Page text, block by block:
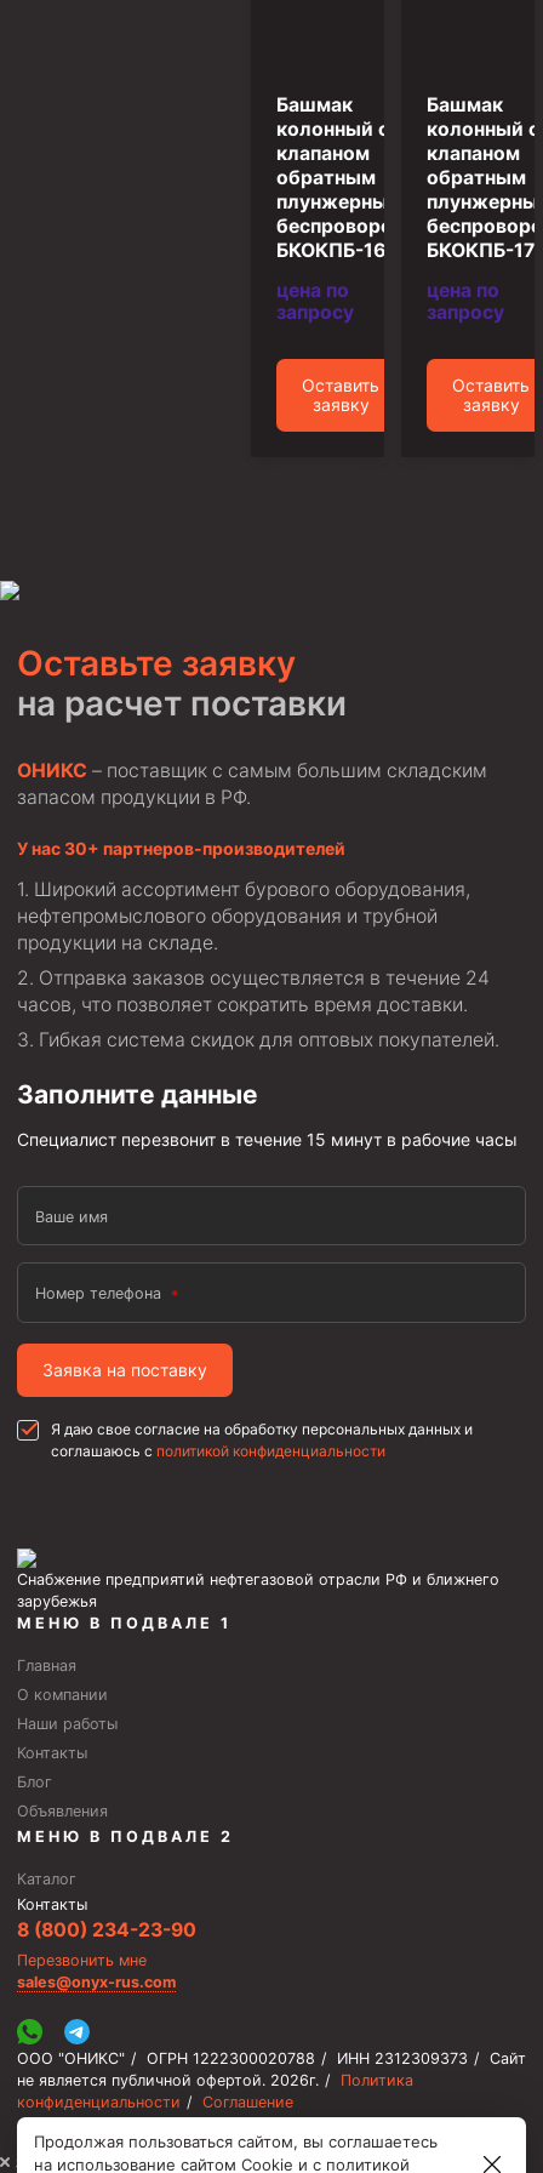
Буровое оборудование
Оборудование для трубопроводов и манифольдов
высокого давления
Задвижки буровые
Буровые насосы
Противовыбросовое оборудование
Элеваторы трубные
Циркуляционные системы и оборудование для
Технологическая оснастка обсадных колонн
Патрубки цементировочные ПЦ
Турбулизаторы типа ЦТ
Переводники
Краны шаровые и пробковые
Муфты ступенчатого цементирования
Пробки цементировочные
Скребки корончатые СК и тросовые СТ
Башмаки колонные
Инструмент для бурения и КРС (ловильный, аварийный)
Перья для резки кабеля
Шаблоны колонные
Перья гидромониторные
Пауки гидравлические
Пауки механические
Желонки
Ерши механические
Башмак
колонный с
клапаном
обратным
плунжерным
беспроворотный
БКОКПБ-168
цена по
запросу
Оставить
заявку
Башмак
колонный с
клапаном
обратным
БКОКПБ-
цена по
запросу
Оставить
заявку
Оставьте заявку
на расчет поставки
ОНИКС – поставщик с самым большим складским
запасом продукции в РФ.
У нас 30+ партнеров-производителей
Широкий ассортимент бурового оборудования,
нефтепромыслового оборудования и трубной
продукции на складе.
Отправка заказов осуществляется в течение 24
часов, что позволяет сократить время доставки.
Гибкая система скидок для оптовых покупателей.
Заполните данные
Специалист перезвонит в течение 15 минут в рабочие часы
Ваше имя
Номер телефона
Заявка на поставку
Я даю свое согласие на обработку персональных данных и
соглашаюсь с политикой конфиденциальности
Снабжение предприятий нефтегазовой отрасли РФ и ближнего
зарубежья
МЕНЮ В ПОДВАЛЕ 1
Главная
О компании
Наши работы
Контакты
Блог
Объявления
МЕНЮ В ПОДВАЛЕ 2
Каталог
Контакты
8 (800) 234-23-90
Перезвонить мне
sales@onyx-rus.com
ООО "ОНИКС" / ОГРН 1222300020788 / ИНН 2312309373 / Сайт
не является публичной офертой. 2026г. /
Политика
конфиденциальности / Соглашение
⚡️ Мы онлайн, ответим быстро
Продолжая пользоваться сайтом, вы соглашаетесь
на использование сайтом Cookie и с политикой